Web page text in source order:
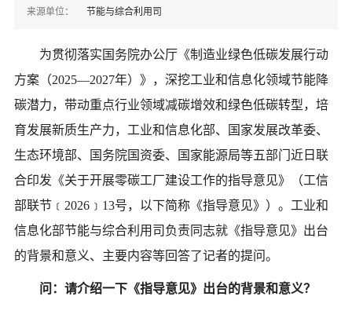
来源单位： 节能与综合利用司
为贯彻落实国务院办公厅《制造业绿色低碳发展行动
方案（2025—2027年）》，深挖工业和信息化领域节能降
碳潜力，带动重点行业领域减碳增效和绿色低碳转型，培
育发展新质生产力，工业和信息化部、国家发展改革委、
生态环境部、国务院国资委、国家能源局等五部门近日联
合印发《关于开展零碳工厂建设工作的指导意见》（工信
部联节﹝2026﹞13号，以下简称《指导意见》）。工业和
信息化部节能与综合利用司负责同志就《指导意见》出台
的背景和意义、主要内容等回答了记者的提问。
问：请介绍一下《指导意见》出台的背景和意义？